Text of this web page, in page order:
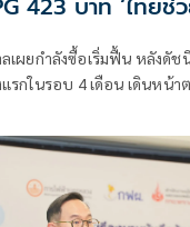
423 บาท ‘ไทยช่
มุนแสนล้าน
เผยกำลังซื้อเริ่มฟื้น หลังดัช
รกในรอบ 4 เดือน เดินหน้า
นราก พร้อมจับตาฐานะกอ
นล้านบาท